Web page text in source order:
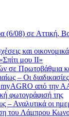
(6/08) σε Αττική,
και οικονομικά
μου ΙΙ»
σε Πρωτοβάθμια
– Οι
myAGRO από την
φωτογράφισή της
– Αναλυτικά οι
του Λάμπρου